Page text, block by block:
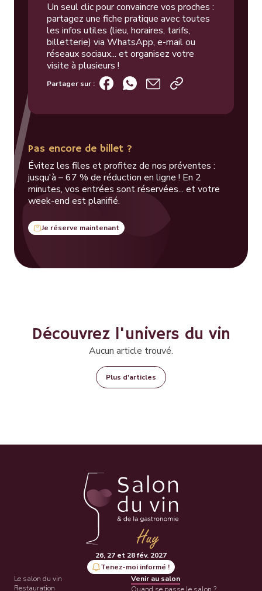
Un seul clic pour convaincre vos proches :
partagez une fiche pratique avec toutes
les infos utiles (lieu, horaires, tarifs,
billetterie) via WhatsApp, e-mail ou
réseaux sociaux... et organisez votre
visite à plusieurs !
Partager sur :
Pas encore de billet ?
Évitez les files et profitez de nos préventes :
jusqu'à – 67 % de réduction en ligne ! En 2
minutes, vos entrées sont réservées... et votre
week-end est planifié.
Je réserve maintenant
Découvrez l'univers du vin
Aucun article trouvé.
Plus d'articles
26, 27 et 28 fév. 2027
Tenez-moi informé !
Le salon du vin
Restauration
Venir au salon